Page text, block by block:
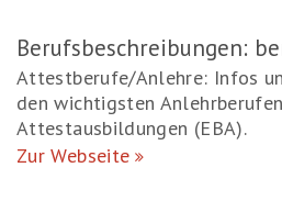
Berufsbeschreibungen:
Attestberufe/Anlehre: Infos
den wichtigsten
Attestausbildungen (EBA).
Zur Webseite